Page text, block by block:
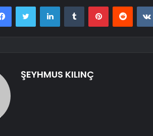
FacebookTwitter LinkedInTumblr PinterestReddit
ŞEYHMUS KILINÇ